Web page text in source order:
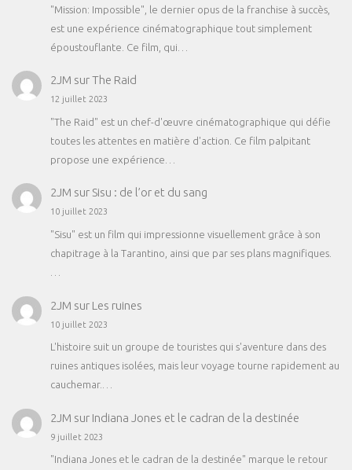
"Mission: Impossible", le dernier opus de la franchise à succès,
est une expérience cinématographique tout simplement
époustouflante. Ce film, qui…
2JM surThe Raid
12 juillet 2023
"The Raid" est un chef-d'œuvre cinématographique qui défie
toutes les attentes en matière d'action. Ce film palpitant
propose une expérience…
2JM sur Sisu : de l’or et du sang
10 juillet 2023
"Sisu" est un film qui impressionne visuellement grâce à son
chapitrage à la Tarantino, ainsi que par ses plans magnifiques.
2JM sur Les ruines
10 juillet 2023
L'histoire suit un groupe de touristes qui s'aventure dans des
ruines antiques isolées, mais leur voyage tourne rapidement au
cauchemar.…
2JM sur Indiana Jones et le cadran de la destinée
9 juillet 2023
"Indiana Jones et le cadran de la destinée" marque le retour